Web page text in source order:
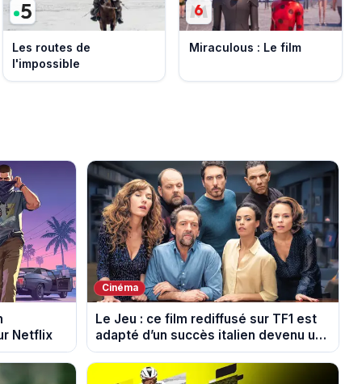
Les routes de
l'impossible
Miraculous : Le film
Netflix
Cinéma
Le Jeu : ce film rediffusé sur TF1 est
adapté d’un succès italien devenu un
phénomène mondial